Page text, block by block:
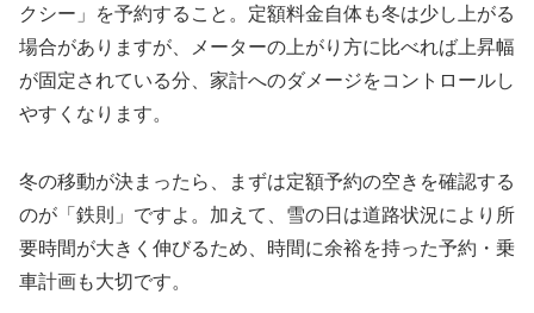
クシー」を予約すること。定額料金自体も冬は少し上がる
場合がありますが、メーターの上がり方に比べれば上昇幅
が固定されている分、家計へのダメージをコントロールし
やすくなります。
冬の移動が決まったら、まずは定額予約の空きを確認する
のが「鉄則」ですよ。加えて、雪の日は道路状況により所
要時間が大きく伸びるため、時間に余裕を持った予約・乗
車計画も大切です。